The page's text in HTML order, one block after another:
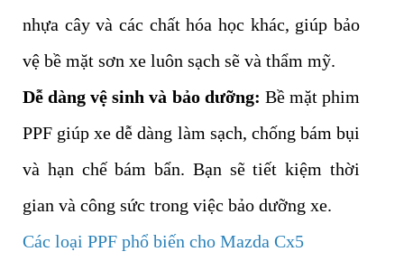
nhựa cây và các chất hóa học khác, giúp bảo
vệ bề mặt sơn xe luôn sạch sẽ và thẩm mỹ.
Dễ dàng vệ sinh và bảo dưỡng: Bề mặt phim
PPF giúp xe dễ dàng làm sạch, chống bám bụi
và hạn chế bám bẩn. Bạn sẽ tiết kiệm thời
gian và công sức trong việc bảo dưỡng xe.
Các loại PPF phổ biến cho Mazda Cx5